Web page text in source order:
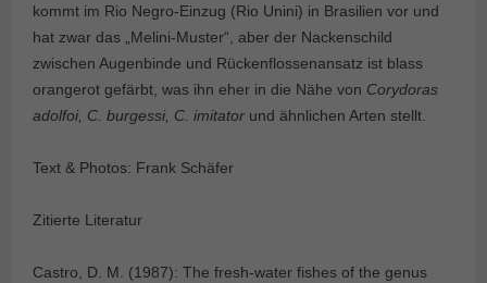
kommt im Rio Negro-Einzug (Rio Unini) in Brasilien vor und
hat zwar das „Melini-Muster“, aber der Nackenschild
zwischen Augenbinde und Rückenflossenansatz ist blass
orangerot gefärbt, was ihn eher in die Nähe von Corydoras
adolfoi, C. burgessi, C. imitator und ähnlichen Arten stellt.
Text & Photos: Frank Schäfer
Zitierte Literatur
Castro, D. M. (1987): The fresh-water fishes of the genus